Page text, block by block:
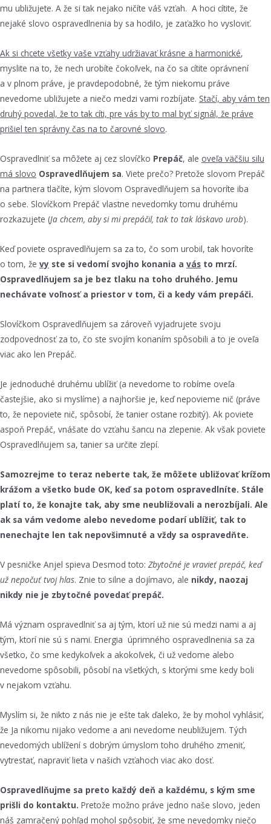
mu ubližujete. A že si tak nejako ničíte váš vzťah. A hoci cítite, že
nejaké slovo ospravedlnenia by sa hodilo, je zaťažko ho vysloviť.
Ak si chcete všetky vaše vzťahy udržiavať krásne a harmonické,
myslite na to, že nech urobíte čokoľvek, na čo sa cítite oprávnení
a v plnom práve, je pravdepodobné, že tým niekomu práve
nevedome ubližujete a niečo medzi vami rozbíjate. Stačí, aby vám ten
druhý povedal, že to tak cíti, pre vás by to mal byť signál, že práve
prišiel ten správny čas na to čarovné slovo.
Ospravedlniť sa môžete aj cez slovíčko Prepáč, ale oveľa väčšiu silu
má slovo Ospravedlňujem sa. Viete prečo? Pretože slovom Prepáč
na partnera tlačíte, kým slovom Ospravedlňujem sa hovoríte iba
o sebe. Slovíčkom Prepáč vlastne nevedomky tomu druhému
rozkazujete (Ja chcem, aby si mi prepáčil, tak to tak láskavo urob).
Keď poviete ospravedlňujem sa za to, čo som urobil, tak hovoríte
o tom, že vy ste si vedomí svojho konania a vás to mrzí.
Ospravedlňujem sa je bez tlaku na toho druhého. Jemu
nechávate voľnosť a priestor v tom, či a kedy vám prepáči.
Slovíčkom Ospravedlňujem sa zároveň vyjadrujete svoju
zodpovednosť za to, čo ste svojím konaním spôsobili a to je oveľa
viac ako len Prepáč.
Je jednoduché druhému ublížiť (a nevedome to robíme oveľa
častejšie, ako si myslíme) a najhoršie je, keď nepovieme nič (práve
to, že nepoviete nič, spôsobí, že tanier ostane rozbitý). Ak poviete
aspoň Prepáč, vnášate do vzťahu šancu na zlepenie. Ak však poviete
Ospravedlňujem sa, tanier sa určite zlepí.
Samozrejme to teraz neberte tak, že môžete ubližovať krížom
krážom a všetko bude OK, keď sa potom ospravedlníte. Stále
platí to, že konajte tak, aby sme neubližovali a nerozbíjali. Ale
ak sa vám vedome alebo nevedome podarí ublížiť, tak to
nenechajte len tak nepovšimnuté a vždy sa ospravedňte.
V pesničke Anjel spieva Desmod toto: Zbytočné je vravieť prepáč, keď
už nepočuť tvoj hlas. Znie to silne a dojímavo, ale nikdy, naozaj
nikdy nie je zbytočné povedať prepáč.
Má význam ospravedlniť sa aj tým, ktorí už nie sú medzi nami a aj
tým, ktorí nie sú s nami. Energia úprimného ospravedlnenia sa za
všetko, čo sme kedykoľvek a akokoľvek, či už vedome alebo
nevedome spôsobili, pôsobí na všetkých, s ktorými sme kedy boli
v nejakom vzťahu.
Myslím si, že nikto z nás nie je ešte tak ďaleko, že by mohol vyhlásiť,
že Ja nikomu nijako vedome a ani nevedome neubližujem. Tých
nevedomých ublížení s dobrým úmyslom toho druhého zmeniť,
vytrestať, napraviť lieta v našich vzťahoch viac ako dosť.
Ospravedlňujme sa preto každý deň a každému, s kým sme
prišli do kontaktu. Pretože možno práve jedno naše slovo, jeden
náš zamračený pohľad mohol spôsobiť, že sme nevedomky niečo